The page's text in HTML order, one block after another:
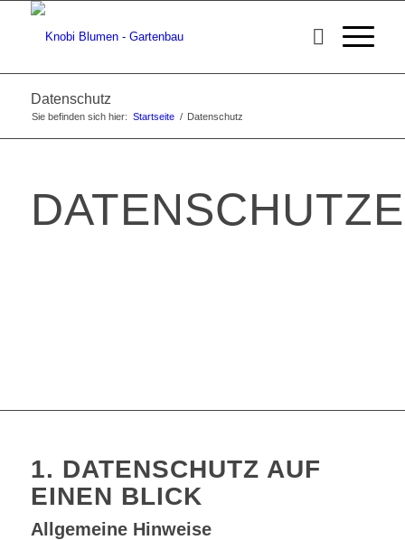
Datenschutz
Sie befinden sich hier: Startseite / Datenschutz
1. DATENSCHUTZ AUF
EINEN BLICK
Allgemeine Hinweise